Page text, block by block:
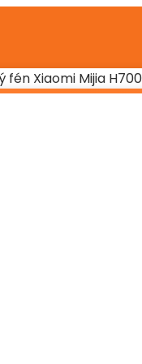
fén Xiaomi Mijia